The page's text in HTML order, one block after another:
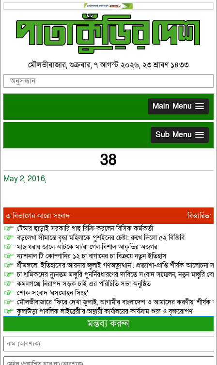
মৌলভীবাজার, শুক্রবার, ৭ আগস্ট ২০২৬, ২৩ শ্রাবণ ১৪৩৩
Main Menu
Sub Menu
38
May 2, 2016,
এ বিভাগের আরো সংবাদ বিস্তারিত:
টেন্ডার ছাড়াই সরকারি গাছ বিক্রি করলেন বিসিক কর্মকর্তা
বড়লেখা সীমান্তে বৃদ্ধা মহিলাকে পুশইনের চেষ্টা: রুখে দিলো ৫২ বিজিবি
মাছ ধরার জালে আটকে মা/রা গেল বিশাল আকৃতির অজগর
ন্যাশনাল টি কোম্পানির ১২ চা বাগানের চা বিক্রয়ে নতুন ইতিহাস
শ্রীমঙ্গলে ‘ইতিহাসের আয়নায় জুলাই গণঅভ্যুত্থান’: প্রত্যাশা-প্রাপ্তি শীর্ষক আলোচনা
চা শ্রমিকদের ন্যুনতম মজুরি পুনর্নিরধারণের দাবিতে সংবাদ সম্মেলন, নতুন মজুরি
কমলগঞ্জে নিরাপদ সড়ক চাই এর পরিচিতি সভা অনুষ্ঠিত
শোক সংবাদ ‘রসমোহন সিংহ’
মৌলভীবাজারে ‘ফিরে দেখা জুলাই, আগামীর বাংলাদেশ ও আমাদের করণীয়’ শীর্ষক
কুলাউড়া পাবলিক লাইব্রেরী’র অস্থায়ী কার্যালয়ের কার্যক্রম শুরু ও বৃক্ষরোপণ
মন্তব্য করুন